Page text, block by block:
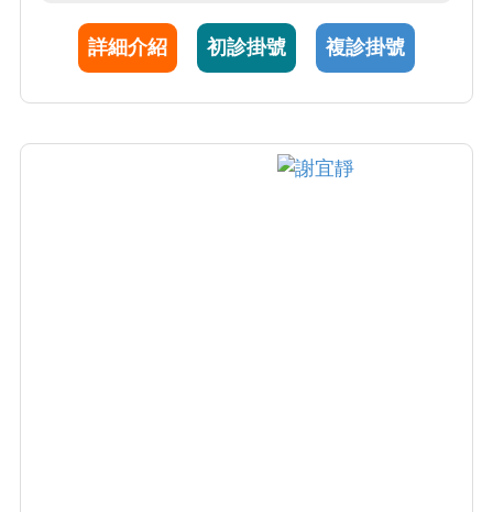
病變及糖尿病視網膜病變。在白內障手術方
面，田醫師亦於最新型手術儀器及客製化人工
詳細介紹 初診掛號 複診掛號